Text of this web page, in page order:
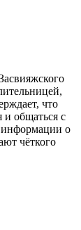
что
и общаться с
о
чёткого